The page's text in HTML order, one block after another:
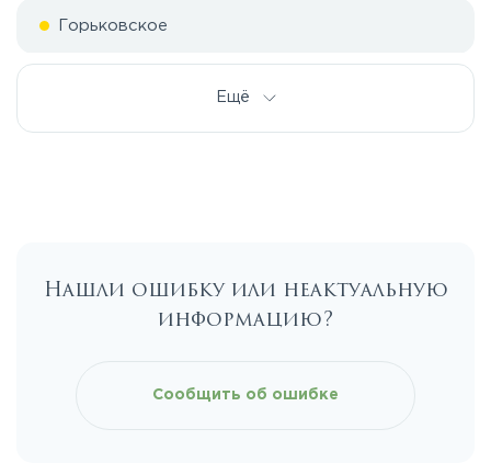
Горьковское
Каширское
Ещё
Нашли ошибку или неактуальную
информацию?
Сообщить об ошибке